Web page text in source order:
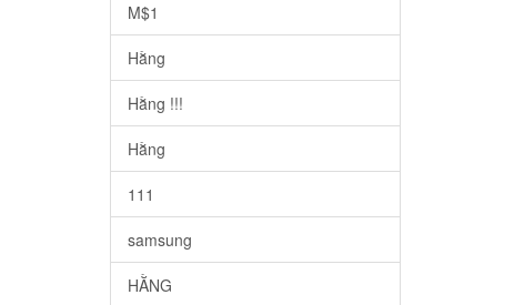
M$1
Hằng
Hằng !!!
Hằng
111
samsung
HẰNG